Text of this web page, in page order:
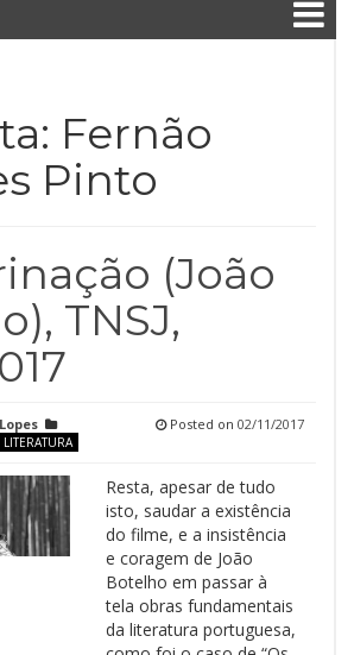
Fernão
Pinto
(João
TNSJ,
LITERATURA
Posted on 02/11/2017
Resta, apesar de tudo
isto, saudar a existência
do filme, e a insistência
e coragem de João
Botelho em passar à
tela obras fundamentais
da literatura portuguesa,